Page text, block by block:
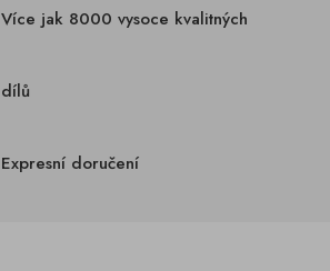
Více jak 8000 vysoce kvalitných
dílů
Expresní doručení